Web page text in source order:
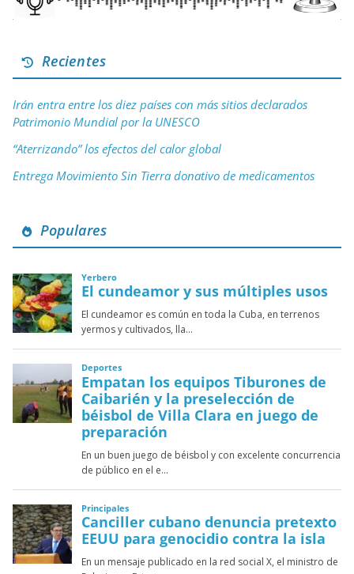
Recientes
Irán entra entre los diez países con más sitios declarados
Patrimonio Mundial por la UNESCO
“Aterrizando” los efectos del calor global
Entrega Movimiento Sin Tierra donativo de medicamentos
Populares